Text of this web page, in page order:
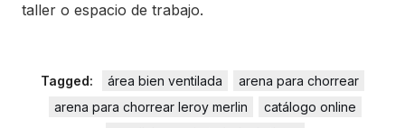
taller o espacio de trabajo.
Tagged: área bien ventilada
arena para chorrear
arena para chorrear leroy merlin
catálogo online